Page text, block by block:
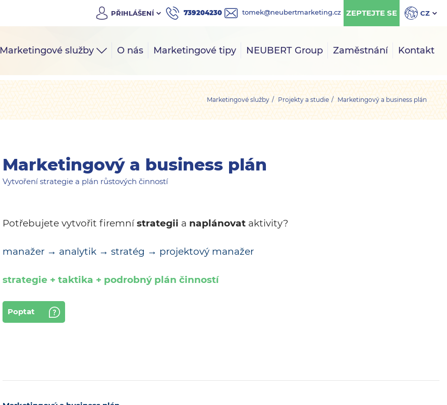
PŘIHLÁŠENÍ 739204230 tomek@neubertmarketing.cz ZEPTEJTE SE CZ
Marketingové služby O nás Marketingové tipy NEUBERT Group Zaměstnání Kontakt
Marketingové služby Projekty a studie Marketingový a business plán
Marketingový a business plán
Vytvoření strategie a plán růstových činností
Potřebujete vytvořit firemnístrategii a naplánovat aktivity?
manažer → analytik → stratég → projektový manažer
strategie + taktika + podrobný plán činností
Poptat